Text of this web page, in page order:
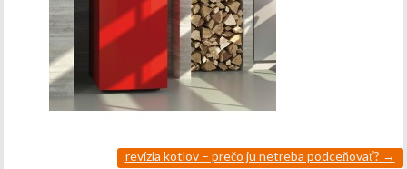
revízia kotlov – prečo ju netreba podceňovať? →